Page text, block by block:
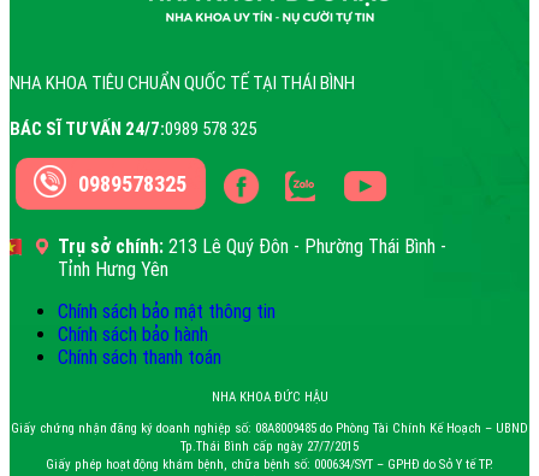
NHA KHOA TIÊU CHUẨN QUỐC TẾ TẠI THÁI BÌNH
BÁC SĨ TƯ VẤN 24/7:0989 578 325
0989578325
Trụ sở chính: 213 Lê Quý Đôn - Phường Thái Bình -
Tỉnh Hưng Yên
Chính sách bảo mật thông tin
Chính sách bảo hành
Chính sách thanh toán
NHA KHOA ĐỨC HẬU
Giấy chứng nhận đăng ký doanh nghiệp số: 08A8009485 do Phòng Tài Chính Kế Hoạch – UBND
Tp.Thái Bình cấp ngày 27/7/2015
Giấy phép hoạt động khám bệnh, chữa bệnh số: 000634/SYT – GPHĐ do Sở Y tế TP.